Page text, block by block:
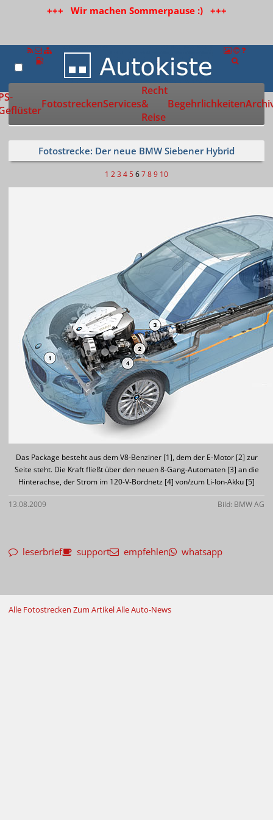
+++ Wir machen Sommerpause :) +++
Zur Startseite
FotostreckenServices
Recht
&
Reise
Begehrlichkeiten
Fotostrecke: Der neue BMW Siebener Hybrid
1 23 4 56789 10
Das Package besteht aus dem V8-Benziner [1], dem der E-Motor [2] zur
Seite steht. Die Kraft fließt über den neuen 8-Gang-Automaten [3] an die
Hinterachse, der Strom im 120-V-Bordnetz [4] von/zum Li-Ion-Akku [5]
13.08.2009 Bild: BMW AG
leserbrief support empfehlen whatsapp
Alle Fotostrecken Zum ArtikelAlle Auto-News